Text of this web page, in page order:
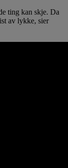
ting kan skje. Da
av lykke, sier